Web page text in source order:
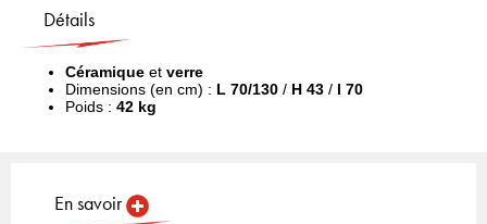
Détails
Céramique et verre
Dimensions (en cm) : L 70/130 / H 43 / l 70
Poids : 42 kg
En savoir